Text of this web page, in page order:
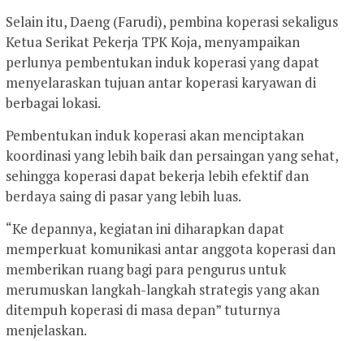
Selain itu, Daeng (Farudi), pembina koperasi sekaligus
Ketua Serikat Pekerja TPK Koja, menyampaikan
perlunya pembentukan induk koperasi yang dapat
menyelaraskan tujuan antar koperasi karyawan di
berbagai lokasi.
Pembentukan induk koperasi akan menciptakan
koordinasi yang lebih baik dan persaingan yang sehat,
sehingga koperasi dapat bekerja lebih efektif dan
berdaya saing di pasar yang lebih luas.
“Ke depannya, kegiatan ini diharapkan dapat
memperkuat komunikasi antar anggota koperasi dan
memberikan ruang bagi para pengurus untuk
merumuskan langkah-langkah strategis yang akan
ditempuh koperasi di masa depan” tuturnya
menjelaskan.